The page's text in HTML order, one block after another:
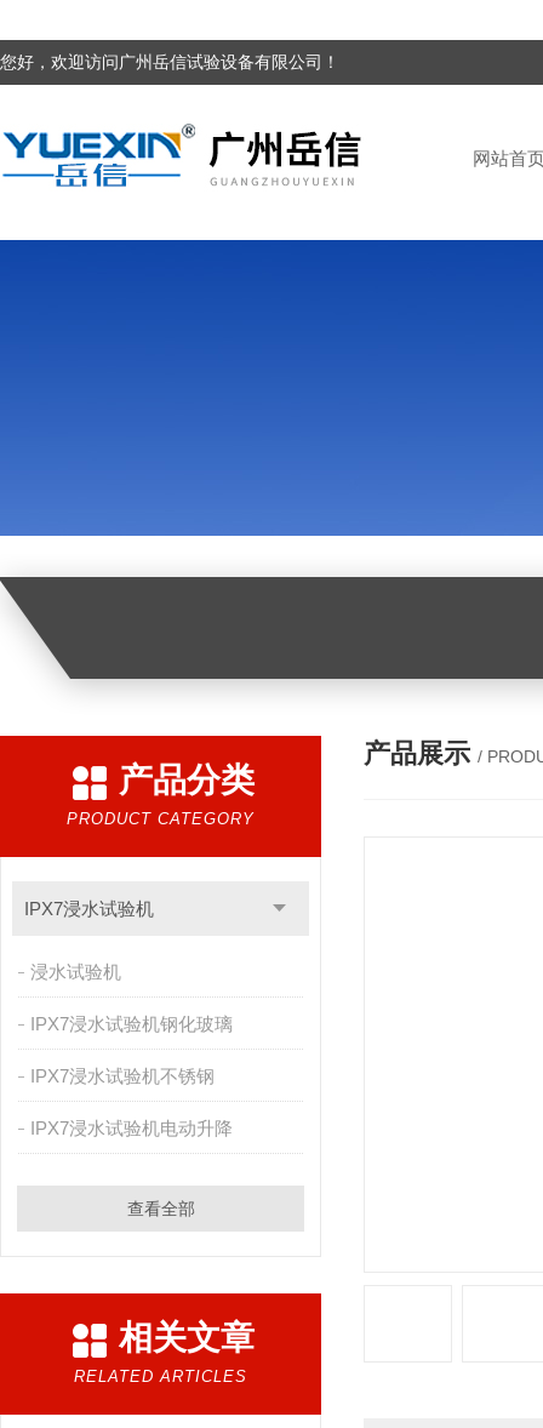
您好，欢迎访问广州岳信试验设备有限公司！
网站首
产品分类
PRODUCT CATEGORY
IPX7浸水试验机
浸水试验机
IPX7浸水试验机钢化玻璃
IPX7浸水试验机不锈钢
IPX7浸水试验机电动升降
查看全部
相关文章
RELATED ARTICLES
产品展示 /